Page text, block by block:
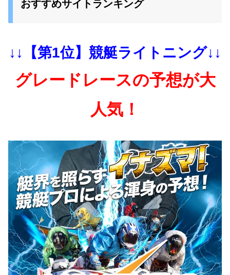
おすすめサイトランキング
↓↓【第1位】競艇ライトニング↓↓
グレードレースの予想が大
人気！